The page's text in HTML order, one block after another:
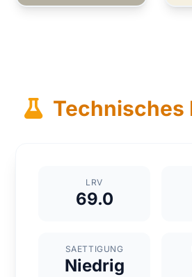
Technisches
LRV
69.0
SAETTIGUNG
Niedrig